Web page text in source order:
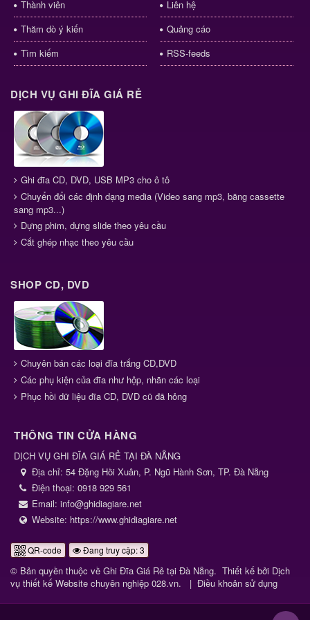
Thành viên
Liên hệ
Thăm dò ý kiến
Quảng cáo
Tìm kiếm
RSS-feeds
DỊCH VỤ GHI ĐĨA GIÁ RẺ
Ghi đĩa CD, DVD, USB MP3 cho ô tô
Chuyển đổi các định dạng media (Video sang mp3, băng cassette
sang mp3...)
Dựng phim, dựng slide theo yêu cầu
Cắt ghép nhạc theo yêu cầu
SHOP CD, DVD
Chuyên bán các loại đĩa trắng CD,DVD
Các phụ kiện của đĩa như hộp, nhãn các loại
Phục hồi dữ liệu đĩa CD, DVD cũ đã hỏng
THÔNG TIN CỬA HÀNG
DỊCH VỤ GHI ĐĨA GIÁ RẺ TẠI ĐÀ NẴNG
Địa chỉ: 54 Đặng Hồi Xuân, P. Ngũ Hành Sơn, TP. Đà Nẵng
Điện thoại: 0918 929 561
Email: info@ghidiagiare.net
Website: https://www.ghidiagiare.net
QR-code Đang truy cập: 3
© Bản quyền thuộc về Ghi Đĩa Giá Rẻ tại Đà Nẵng. Thiết kế bởi Dịch
vụ thiết kế Website chuyên nghiệp 028.vn. | Điều khoản sử dụng